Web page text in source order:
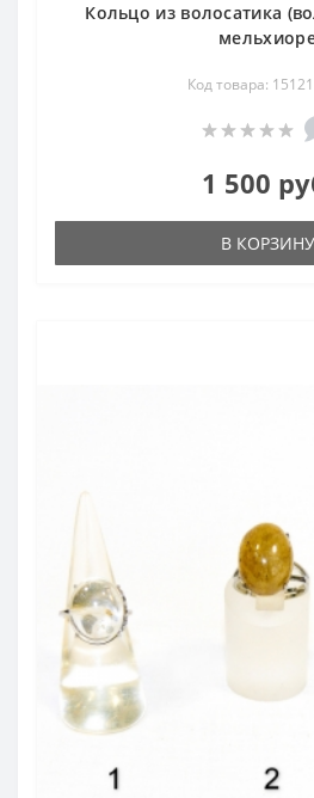
Кольцо из волосатика
Код товара:
1 500
В КОРЗИНУ